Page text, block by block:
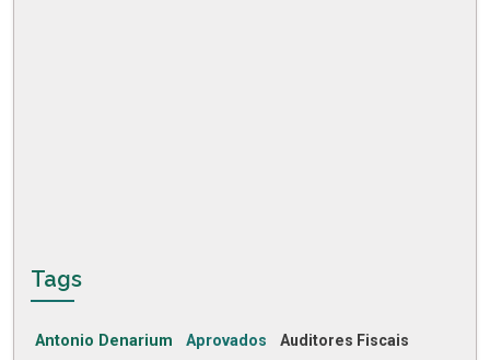
Tags
Antonio Denarium Aprovados Auditores Fiscais